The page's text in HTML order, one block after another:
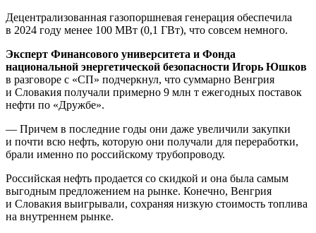
Децентрализованная газопоршневая генерация обеспечила
в 2024 году менее 100 МВт (0,1 ГВт), что совсем немного.
Эксперт Финансового университета и Фонда
национальной энергетической безопасности Игорь Юшков
в разговоре с «СП» подчеркнул, что суммарно Венгрия
и Словакия получали примерно 9 млн т ежегодных поставок
нефти по «Дружбе».
— Причем в последние годы они даже увеличили закупки
и почти всю нефть, которую они получали для переработки,
брали именно по российскому трубопроводу.
Российская нефть продается со скидкой и она была самым
выгодным предложением на рынке. Конечно, Венгрия
и Словакия выигрывали, сохраняя низкую стоимость топлива
на внутреннем рынке.